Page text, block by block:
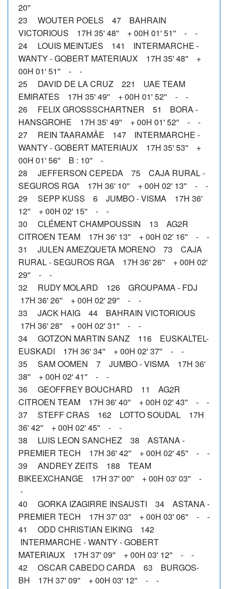
20''
23 WOUTER POELS 47 BAHRAIN
VICTORIOUS 17H 35' 48'' + 00H 01' 51'' - -
24 LOUIS MEINTJES 141 INTERMARCHE -
WANTY - GOBERT MATERIAUX 17H 35' 48'' +
00H 01' 51'' - -
25 DAVID DE LA CRUZ 221 UAE TEAM
EMIRATES 17H 35' 49'' + 00H 01' 52'' - -
26 FELIX GROSSSCHARTNER 51 BORA -
HANSGROHE 17H 35' 49'' + 00H 01' 52'' - -
27 REIN TAARAMÄE 147 INTERMARCHE -
WANTY - GOBERT MATERIAUX 17H 35' 53'' +
00H 01' 56'' B : 10'' -
28 JEFFERSON CEPEDA 75 CAJA RURAL -
SEGUROS RGA 17H 36' 10'' + 00H 02' 13'' - -
29 SEPP KUSS 6 JUMBO - VISMA 17H 36'
12'' + 00H 02' 15'' - -
30 CLÉMENT CHAMPOUSSIN 13 AG2R
CITROEN TEAM 17H 36' 13'' + 00H 02' 16'' - -
31 JULEN AMEZQUETA MORENO 73 CAJA
RURAL - SEGUROS RGA 17H 36' 26'' + 00H 02'
29'' - -
32 RUDY MOLARD 126 GROUPAMA - FDJ
17H 36' 26'' + 00H 02' 29'' - -
33 JACK HAIG 44 BAHRAIN VICTORIOUS
17H 36' 28'' + 00H 02' 31'' - -
34 GOTZON MARTIN SANZ 116 EUSKALTEL-
EUSKADI 17H 36' 34'' + 00H 02' 37'' - -
35 SAM OOMEN 7 JUMBO - VISMA 17H 36'
38'' + 00H 02' 41'' - -
36 GEOFFREY BOUCHARD 11 AG2R
CITROEN TEAM 17H 36' 40'' + 00H 02' 43'' - -
37 STEFF CRAS 162 LOTTO SOUDAL 17H
36' 42'' + 00H 02' 45'' - -
38 LUIS LEON SANCHEZ 38 ASTANA -
PREMIER TECH 17H 36' 42'' + 00H 02' 45'' - -
39 ANDREY ZEITS 188 TEAM
BIKEEXCHANGE 17H 37' 00'' + 00H 03' 03'' -
-
40 GORKA IZAGIRRE INSAUSTI 34 ASTANA -
PREMIER TECH 17H 37' 03'' + 00H 03' 06'' - -
41 ODD CHRISTIAN EIKING 142
INTERMARCHE - WANTY - GOBERT
MATERIAUX 17H 37' 09'' + 00H 03' 12'' - -
42 OSCAR CABEDO CARDA 63 BURGOS-
BH 17H 37' 09'' + 00H 03' 12'' - -